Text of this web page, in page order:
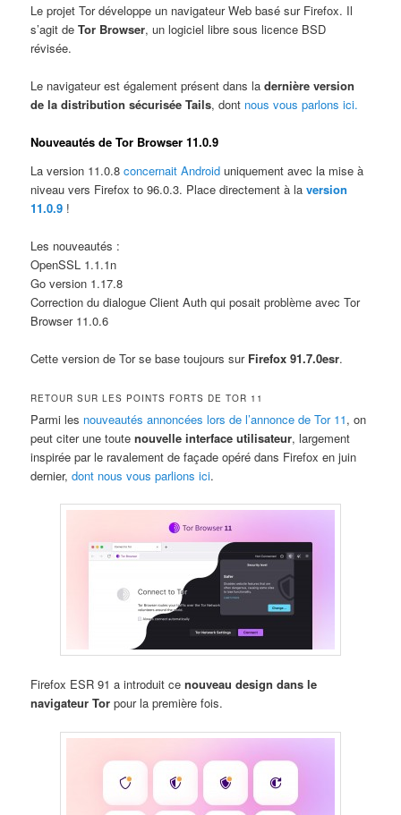
Le projet Tor développe un navigateur Web basé sur Firefox. Il
s’agit deTor Browser, un logiciel libre sous licence BSD
révisée.
Le navigateur est également présent dans ladernière version
de la distribution sécurisée Tails, dont nous vous parlons ici.
Nouveautés de Tor Browser 11.0.9
La version 11.0.8concernait Android uniquement avec la mise à
niveau vers Firefox to 96.0.3. Place directement à laversion
11.0.9 !
Les nouveautés :
OpenSSL 1.1.1n
Go version 1.17.8
Correction du dialogue Client Auth qui posait problème avec Tor
Browser 11.0.6
Cette version de Tor se base toujours sur Firefox 91.7.0esr.
RETOUR SUR LES POINTS FORTS DE TOR 11
Parmi les nouveautés annoncées lors de l’annonce de Tor 11, on
peut citer une toutenouvelle interface utilisateur, largement
inspirée par le ravalement de façade opéré dans Firefox en juin
dernier,dont nous vous parlions ici.
Firefox ESR 91 a introduit cenouveau design dans le
navigateur Tor pour la première fois.